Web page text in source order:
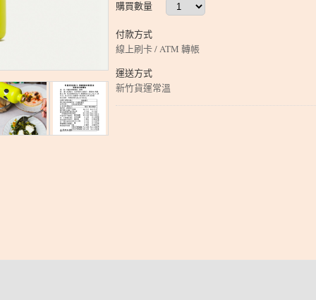
購買數量
付款方式
線上刷卡 / ATM 轉帳
運送方式
新竹貨運常溫